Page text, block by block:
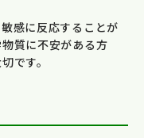
感に反応することが
質に不安がある方
です。